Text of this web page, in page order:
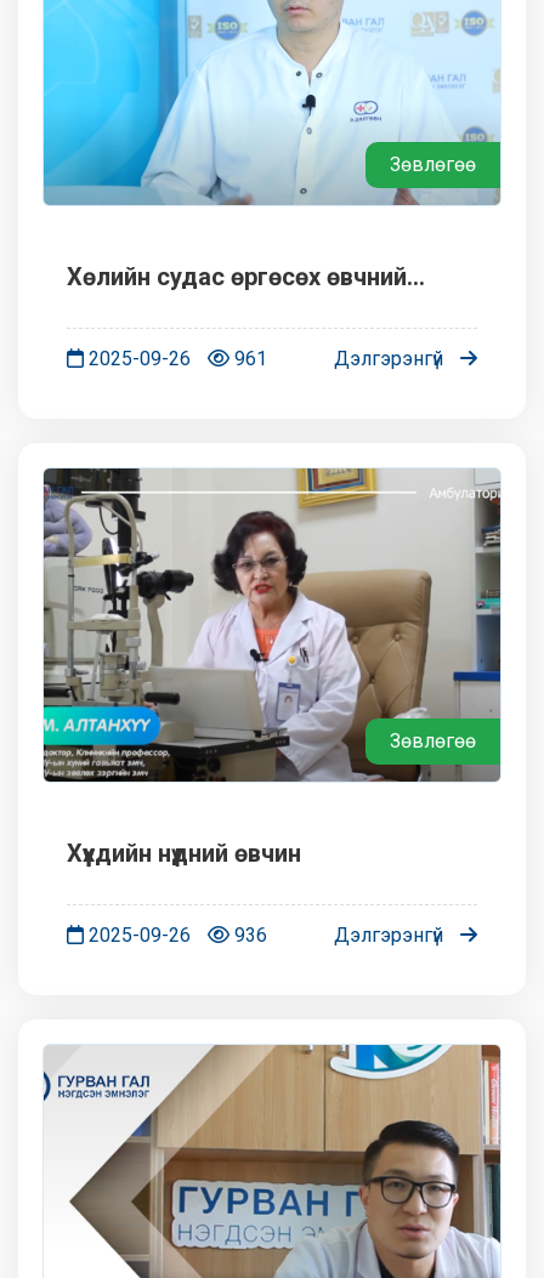
Зөвлөгөө
Хөлийн судас өргөсөх өвчний
2025-09-26 961 Дэлгэрэнгүй
Зөвлөгөө
Хүүхдийн нүдний өвчин
2025-09-26 936 Дэлгэрэнгүй